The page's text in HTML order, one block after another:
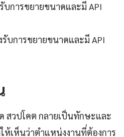
บการขยายขนาดและมี API
บการขยายขนาดและมี API
สวปโคต กลายเป็นทักษะและ
เห็นว่าตำแหน่งงานที่ต้องการ